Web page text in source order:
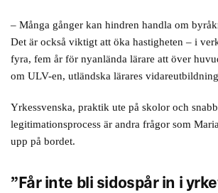
– Många gånger kan hindren handla om
Det är också viktigt att öka hastigheten – i
fyra, fem år för nyanlända lärare att över
om ULV-en, utländska lärares
Yrkessvenska, praktik ute på skolor och
legitimationsprocess är andra frågor som
upp på bordet.
”Får inte bli sidospår in i